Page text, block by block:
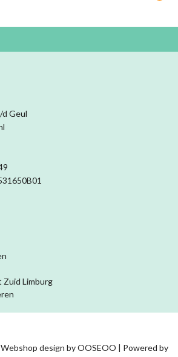
d Geul
Zuid Limburg
design byOOSEOO | Powered by